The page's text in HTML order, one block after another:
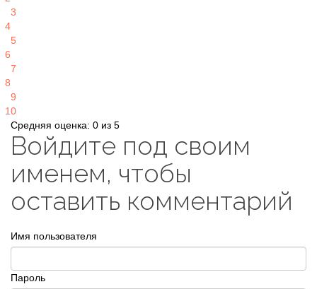
3
4
5
6
7
8
9
10
Средняя оценка: 0 из 5
Войдите под своим
именем, чтобы
оставить комментарий
Имя пользователя
Пароль